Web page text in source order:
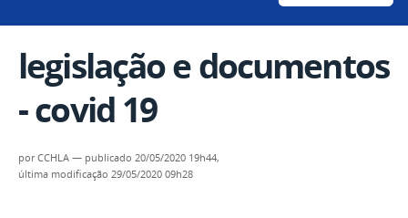
legislação e documentos
- covid 19
porCCHLA — publicado 20/05/2020 19h44,
última modificação 29/05/2020 09h28